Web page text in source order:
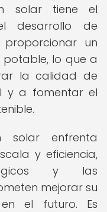
solar tiene el
desarrollo de
un
lo que a
la calidad de
y a fomentar el
solar enfrenta
y eficiencia,
y las
mejorar su
el futuro. Es